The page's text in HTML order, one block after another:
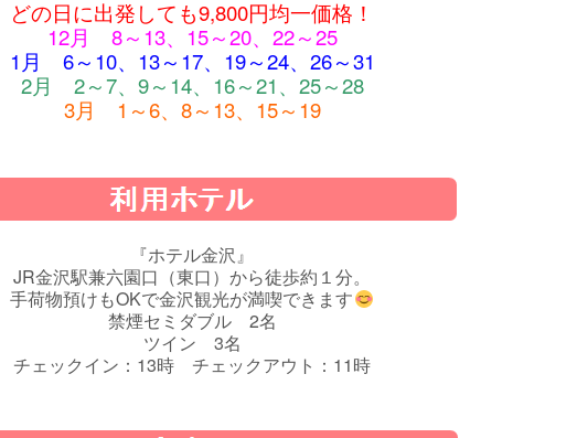
どの日に出発しても9,800円均一価格！
12月 8～13、15～20、22～25
1月 6～10、13～17、19～24、26～31
2月 2～7、9～14、16～21、25～28
3月 1～6、8～13、15～19
『ホテル金沢』
JR金沢駅兼六園口（東口）から徒歩約１分。
手荷物預けもOKで金沢観光が満喫できます
禁煙セミダブル 2名
ツイン 3名
チェックイン：13時 チェックアウト：11時